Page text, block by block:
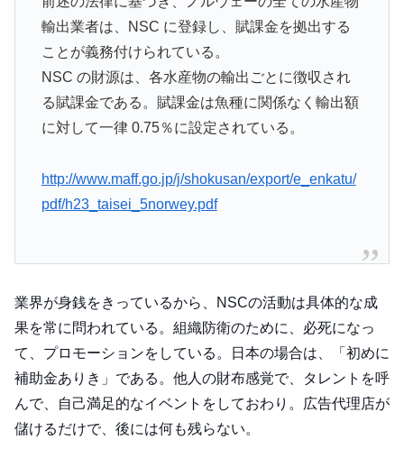
輸出業者は、NSC に登録し、賦課金を拠出する
ことが義務付けられている。
NSC の財源は、各水産物の輸出ごとに徴収され
る賦課金である。賦課金は魚種に関係なく輸出額
に対して一律 0.75％に設定されている。
http://www.maff.go.jp/j/shokusan/export/e_enkatu/
pdf/h23_taisei_5norwey.pdf
業界が身銭をきっているから、NSCの活動は具体的な成
果を常に問われている。組織防衛のために、必死になっ
て、プロモーションをしている。日本の場合は、「初めに
補助金ありき」である。他人の財布感覚で、タレントを呼
んで、自己満足的なイベントをしておわり。広告代理店が
儲けるだけで、後には何も残らない。